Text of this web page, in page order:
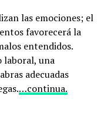
las emociones; el
favorecerá la
entendidos.
laboral, una
adecuadas
…continua.